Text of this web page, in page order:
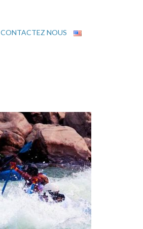
CONTACTEZ NOUS